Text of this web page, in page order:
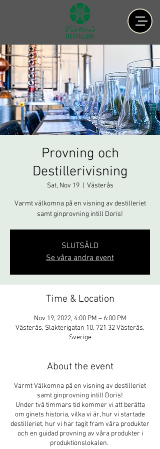
Provning och
Destillerivisning
Sat, Nov 19
  |
Västerås
Varmt välkomna på en visning av destilleriet
samt ginprovning intill Doris!
SLUTSÅLD
Se våra andra event
Time & Location
Nov 19, 2022, 4:00 PM – 6:00 PM
Västerås, Slakterigatan 10, 721 32 Västerås,
Sverige
About the event
Varmt Välkomna på en visning av destilleriet
samt ginprovning intill Doris!
Under två timmars tid kommer vi att berätta
om ginets historia, vilka vi är, hur vi startade
destilleriet, hur vi har tagit fram våra produkter
och en guidad provning av våra produkter i
produktionslokalen.